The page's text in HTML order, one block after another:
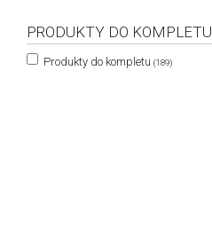
PRODUKTY DO KOMPLETU
Produkty do kompletu (189)